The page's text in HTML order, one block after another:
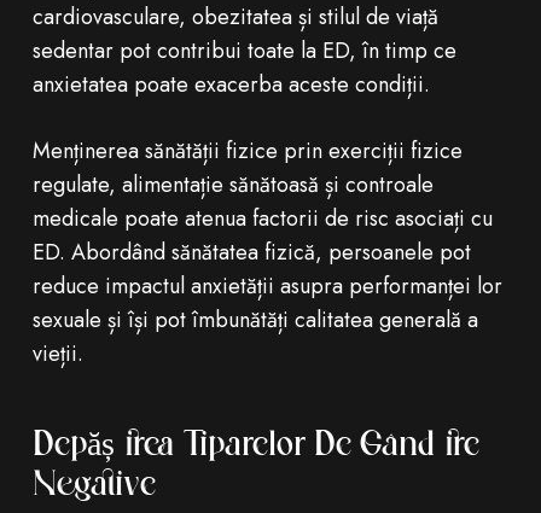
cardiovasculare, obezitatea și stilul de viață
sedentar pot contribui toate la ED, în timp ce
anxietatea poate exacerba aceste condiții.
Menținerea sănătății fizice prin exerciții fizice
regulate, alimentație sănătoasă și controale
medicale poate atenua factorii de risc asociați cu
ED. Abordând sănătatea fizică, persoanele pot
reduce impactul anxietății asupra performanței lor
sexuale și își pot îmbunătăți calitatea generală a
vieții.
Depășirea Tiparelor De Gândire
Negative